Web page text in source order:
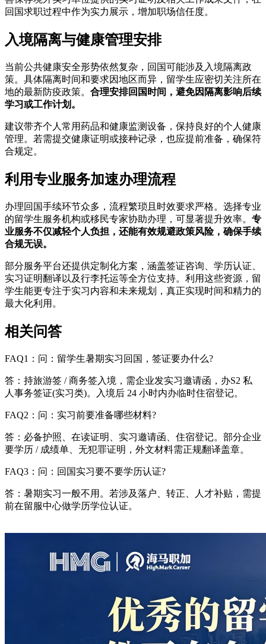
回国求职过程中作为实力展示，增加职场信任度。
入境隔离与健康管理安排
当前公共健康安全形势依然复杂，回国可能涉及入境隔离政
策。具体隔离时间和要求因地区而异，留学生应密切关注所在
地的最新防疫政策。 合理安排回国时间，避免因隔离影响后续
学习或工作计划。
建议带齐个人常用药品和健康监测设备，保持良好的个人健康
管理。若需提交健康证明或接种记录，也应提前准备，确保符
合规定。
利用专业服务加速办理流程
办理回国手续环节众多，流程繁琐且时效要求严格。选择专业
的留学生服务机构或移民专家协助办理，可显著提升效率。 专
业服务不仅减轻个人负担，还能有效规避政策风险，确保手续
合规无误。
部分服务平台还提供定制化方案，涵盖签证咨询、学历认证、
实习证明翻译以及行李托运等全方位支持。利用这些资源，留
学生能更专注于实习内容和未来规划，真正实现时间和精力的
最大化利用。
相关问答
FAQ1：问：留学生暑期实习回国，签证要办什么?
答：持旅游签 / 商务签入境，需企业发实习邀请函，办S2 私
人事务签证(实习类)。入境后 24 小时内办临时住宿登记。
FAQ2：问：实习前要准备哪些材料?
答：必备护照、在读证明、实习邀请函、住宿登记。部分企业
要学历 / 成绩单、无犯罪证明，外文材料需正规翻译盖章。
FAQ3：问：回国实习要不要学历认证?
答：暑期实习一般不用。若涉及落户、转正、人才补贴，需提
前在留服中心做学历学位认证。